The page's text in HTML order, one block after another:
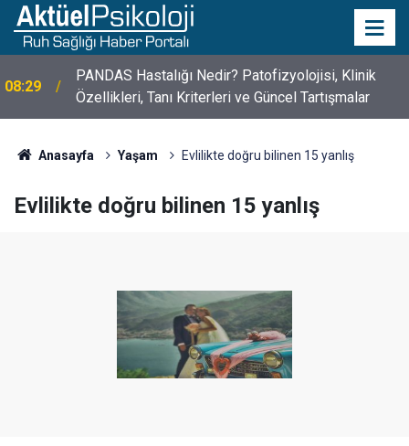
10:30
10 Mayıs Psikologlar Günü Nasıl Ortaya Çıktı? 10
Mayıs Tarihinin Hikayesi
Anasayfa Yaşam Evlilikte doğru bilinen 15 yanlış
Evlilikte doğru bilinen 15 yanlış